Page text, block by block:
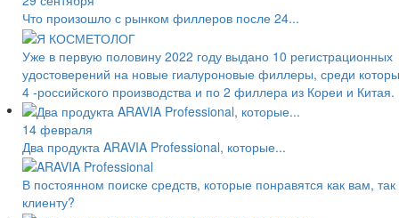
Что произошло с рынком филлеров после 24...
Уже в первую половину 2022 году выдано 10 регистрационных
удостоверений на новые гиалуроновые филлеры, среди
4 -российского производства и по 2 филлера из Кореи и Китая.
14 февраля
Два продукта ARAVIA Professional, которые...
В постоянном поиске средств, которые понравятся как вам, так
клиенту?